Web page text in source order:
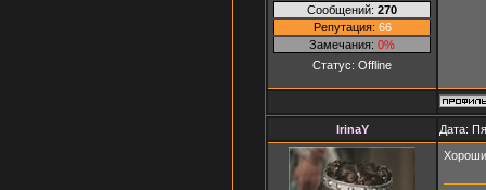
Сообщений: 270
Репутация: 66
Замечания: 0%
Статус: Offline
IrinaY
Дата: